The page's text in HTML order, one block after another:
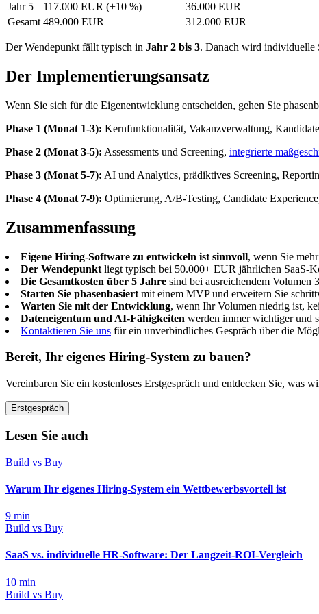
Jahr 5 117.000 EUR (+10 %)
36.000 EUR
Gesamt 489.000 EUR 312.000 EUR
Der Wendepunkt fällt typisch in Jahr 2 bis 3. Danach wird individuelle
Der Implementierungsansatz
Wenn Sie sich für die Eigenentwicklung entscheiden, gehen Sie
Phase 1 (Monat 1-3): Kernfunktionalität, Vakanzverwaltung,
Phase 2 (Monat 3-5): Assessments und Screening, integrierte
Phase 3 (Monat 5-7): AI und Analytics, prädiktives Screening,
Phase 4 (Monat 7-9): Optimierung, A/B-Testing, Candidate
Zusammenfassung
Eigene Hiring-Software zu entwickeln ist sinnvoll, wenn Sie
Der Wendepunkt liegt typisch bei 50.000+ EUR jährlichen SaaS-
Die Gesamtkosten über 5 Jahre sind bei ausreichendem Volumen
Starten Sie phasenbasiert mit einem MVP und erweitern Sie
Warten Sie mit der Entwicklung, wenn Ihr Volumen niedrig ist,
Dateneigentum und AI-Fähigkeiten werden immer wichtiger und
Kontaktieren Sie uns für ein unverbindliches Gespräch über die
Bereit, Ihr eigenes Hiring-System zu bauen?
Vereinbaren Sie ein kostenloses Erstgespräch und entdecken Sie, was
Erstgespräch
Lesen Sie auch
Build vs Buy
Warum Ihr eigenes Hiring-System ein Wettbewerbsvorteil ist
9 min
Build vs Buy
SaaS vs. individuelle HR-Software: Der Langzeit-ROI-Vergleich
10 min
Build vs Buy